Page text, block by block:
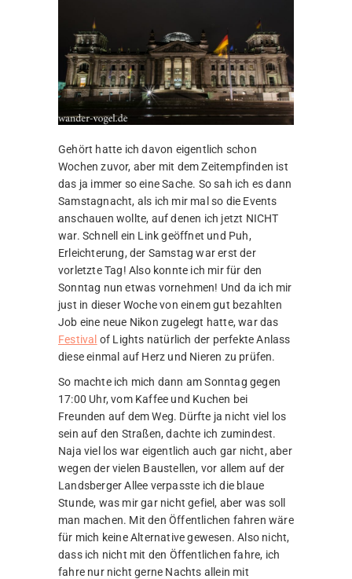
Gehört hatte ich davon eigentlich schon
Wochen zuvor, aber mit dem Zeitempfinden ist
das ja immer so eine Sache. So sah ich es dann
Samstagnacht, als ich mir mal so die Events
anschauen wollte, auf denen ich jetzt NICHT
war. Schnell ein Link geöffnet und Puh,
Erleichterung, der Samstag war erst der
vorletzte Tag! Also konnte ich mir für den
Sonntag nun etwas vornehmen! Und da ich mir
just in dieser Woche von einem gut bezahlten
Job eine neue Nikon zugelegt hatte, war das
Festival of Lights natürlich der perfekte Anlass
diese einmal auf Herz und Nieren zu prüfen.
So machte ich mich dann am Sonntag gegen
17:00 Uhr, vom Kaffee und Kuchen bei
Freunden auf dem Weg. Dürfte ja nicht viel los
sein auf den Straßen, dachte ich zumindest.
Naja viel los war eigentlich auch gar nicht, aber
wegen der vielen Baustellen, vor allem auf der
Landsberger Allee verpasste ich die blaue
Stunde, was mir gar nicht gefiel, aber was soll
man machen. Mit den Öffentlichen fahren wäre
für mich keine Alternative gewesen. Also nicht,
dass ich nicht mit den Öffentlichen fahre, ich
fahre nur nicht gerne Nachts allein mit